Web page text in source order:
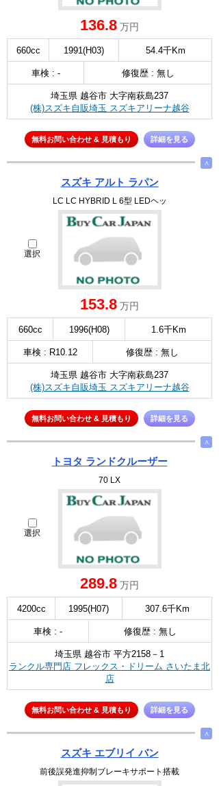
136.8 万円
660cc 1991(H03) 54.4千Km
車検 : - 修復歴 : 無し
埼玉県 越谷市 大字南萩島237
(株)スズキ自販埼玉 スズキアリーナ越谷
無料お問い合わせ & 見積もり 詳細を見る
∧
スズキ アルト ラパン
LC LC HYBRID L 6型 LEDヘッ
選択
153.8 万円
660cc 1996(H08) 1.6千Km
車検 : R10.12 修復歴 : 無し
埼玉県 越谷市 大字南萩島237
(株)スズキ自販埼玉 スズキアリーナ越谷
無料お問い合わせ & 見積もり 詳細を見る
∧
トヨタ ランドクルーザー
70 LX
選択
289.8 万円
4200cc 1995(H07) 307.6千Km
車検 : - 修復歴 : 無し
埼玉県 越谷市 平方2158－1
ランクル専門店 フレックス・ドリーム さいたま北
店
無料お問い合わせ & 見積もり 詳細を見る
∧
スズキ エブリイ バン
前後誤発進抑制ブレーキサポート搭載